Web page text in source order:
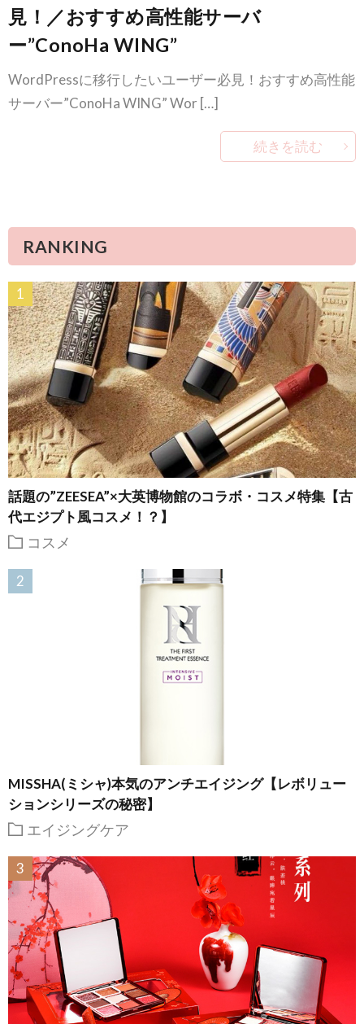
見！／おすすめ高性能サーバ
ー”ConoHa WING”
WordPressに移行したいユーザー必見！おすすめ高性能
サーバー”ConoHa WING” Wor […]
続きを読む
RANKING
話題の”ZEESEA”×大英博物館のコラボ・コスメ特集【古
代エジプト風コスメ！？】
コスメ
MISSHA(ミシャ)本気のアンチエイジング【レボリュー
ションシリーズの秘密】
エイジングケア